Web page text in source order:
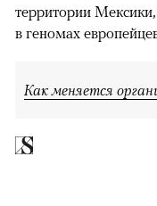
территории Мексики,
в геномах
Как меняется